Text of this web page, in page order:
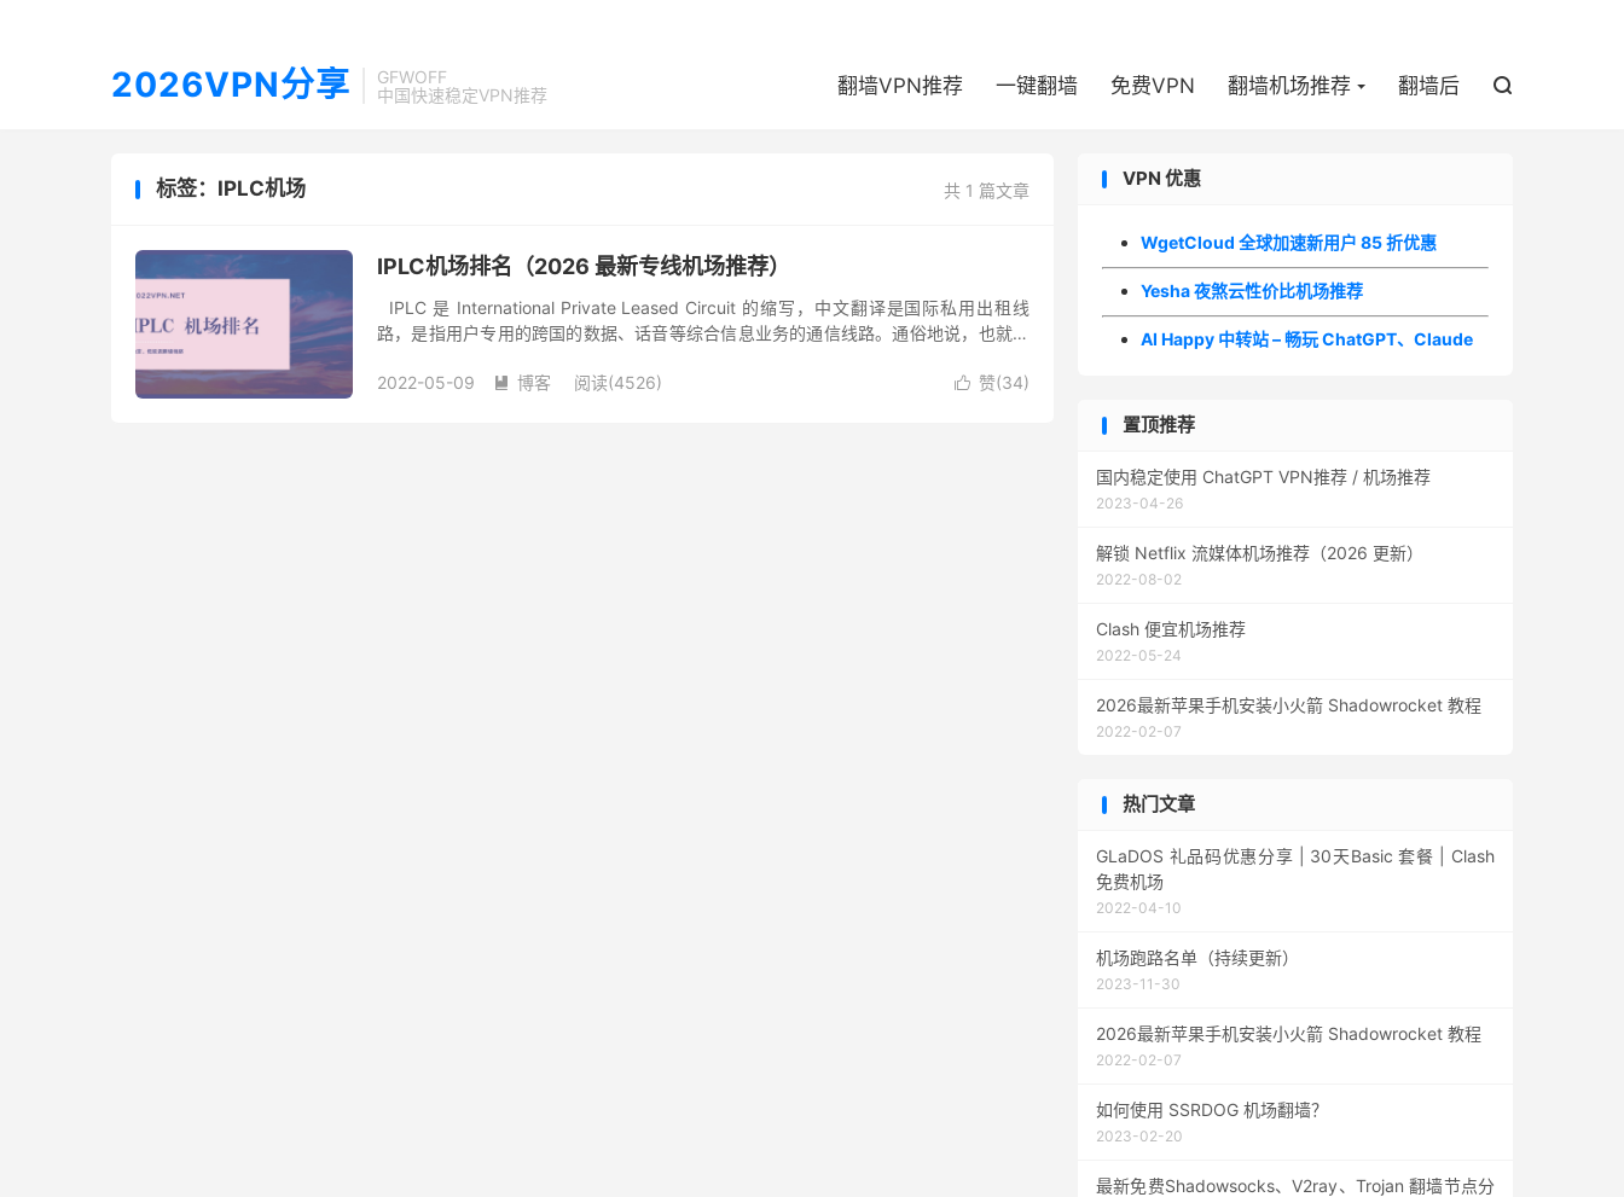
2026VPN分享
GFWOFF
中国快速稳定VPN推荐
翻墙VPN推荐 一键翻墙 免费VPN 翻墙机场推荐 翻墙后 
共 1 篇文章
标签：IPLC机场
IPLC机场排名（2026 最新专线机场推荐）
IPLC 是 International Private Leased Circuit 的缩写，中文翻译是国际私用出租线
路，是指用户专用的跨国的数据、话音等综合信息业务的通信线路。通俗地说，也就是
 赞(34)
2022-05-09  博客 阅读(4526)
VPN 优惠
WgetCloud 全球加速新用户 85 折优惠
Yesha 夜煞云性价比机场推荐
AI Happy 中转站 – 畅玩 ChatGPT、Claude
置顶推荐
国内稳定使用 ChatGPT VPN推荐 / 机场推荐
2023-04-26
解锁 Netflix 流媒体机场推荐（2026 更新）
2022-08-02
Clash 便宜机场推荐
2022-05-24
2026最新苹果手机安装小火箭 Shadowrocket 教程
2022-02-07
热门文章
GLaDOS 礼品码优惠分享 | 30天Basic 套餐 | Clash
免费机场
2022-04-10
机场跑路名单（持续更新）
2023-11-30
2026最新苹果手机安装小火箭 Shadowrocket 教程
2022-02-07
如何使用 SSRDOG 机场翻墙？
2023-02-20
最新免费Shadowsocks、V2ray、Trojan 翻墙节点分